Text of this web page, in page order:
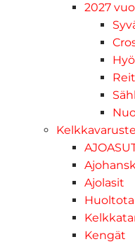
2027
Ajolasit
Kengät